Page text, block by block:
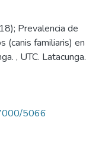
Prevalencia de
(canis familiaris) en
, UTC. Latacunga.
5066